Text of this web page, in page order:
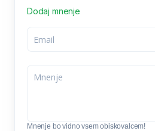
Dodaj mnenje
Mnenje bo vidno vsem obiskovalcem!